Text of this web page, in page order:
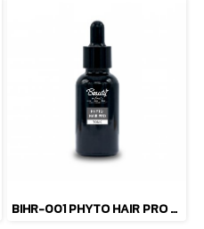
BIHR-001 PHYTO HAIR PRO TONIC